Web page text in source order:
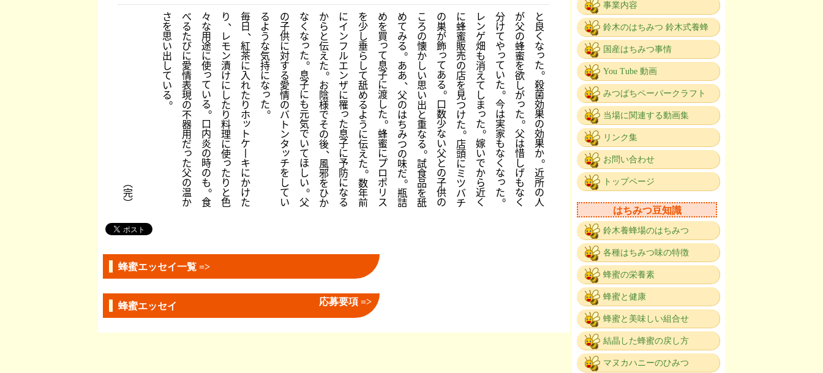
と
良
く
な
っ
た。
殺
菌
効
果
の
効
果
か。
近
所
の
人
が
父
の
蜂
蜜
を
欲
し
が
っ
た。
父
は
惜
し
げ
も
な
く
分
け
て
や
っ
て
い
た。
今
は
実
家
も
な
く
な
っ
た。
レ
ン
ゲ
畑
も
消
え
て
し
ま
っ
た。
嫁
い
で
か
ら
近
く
に
蜂
蜜
販
売
の
店
を
見
つ
け
た。
店
頭
に
ミ
ツ
バ
チ
の
巣
が
飾
っ
て
あ
る。
口
数
少
な
い
父
と
の
子
供
の
こ
ろ
の
懐
か
し
い
思
い
出
と
重
な
る。
試
食
品
を
舐
め
て
み
る。
あ
あ、
父
の
は
ち
み
つ
の
味
だ。
瓶
詰
め
を
買
っ
て
息
子
に
渡
し
た。
蜂
蜜
に
プ
ロ
ポ
リ
ス
を
少
し
垂
ら
し
て
舐
め
る
よ
う
に
伝
え
た。
数
年
前
に
イ
ン
フ
ル
エ
ン
ザ
に
罹
っ
た
息
子
に
予
防
に
な
る
か
ら
と
伝
え
た。
お
陰
様
で
そ
の
後
、
風
邪
を
ひ
か
な
く
な
っ
た。
息
子
に
も
元
気
で
い
て
ほ
し
い。
父
の
子
供
に
対
す
る
愛
情
の
バ
ト
ン
タ
ッ
チ
を
し
て
い
る
よ
う
な
気
持
に
な
っ
た。
毎
日、
紅
茶
に
入
れ
た
り
ホ
ッ
ト
ケ
丨
キ
に
か
け
た
り、
レ
モ
ン
漬
け
に
し
た
り
料
理
に
使
っ
た
り
と
色
々
な
用
途
に
使
っ
て
い
る。
口
内
炎
の
時
の
も。
食
べ
る
た
び
に
愛
情
表
現
の
不
器
用
だ
っ
た
父
の
温
か
さ
を
思
い
出
し
て
い
る。
︵
完
︶
蜂蜜エッセイ一覧 =>
蜂蜜エッセイ 応募要項 =>
事業内容
鈴木のはちみつ 鈴木式養蜂
国産はちみつ事情
You Tube 動画
みつばちペーパークラフト
当場に関連する動画集
リンク集
お問い合わせ
トップページ
はちみつ豆知識
鈴木養蜂場のはちみつ
各種はちみつ味の特徴
蜂蜜の栄養素
蜂蜜と健康
蜂蜜と美味しい組合せ
結晶した蜂蜜の戻し方
マヌカハニーのひみつ